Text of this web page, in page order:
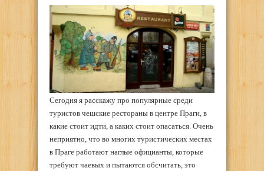
Сегодня я расскажу про популярные среди
туристов чешские рестораны в центре Праги, в
какие стоит идти, а каких стоит опасаться. Очень
неприятно, что во многих туристических местах
в Праге работают наглые официанты, которые
требуют чаевых и пытаются обсчитать, это